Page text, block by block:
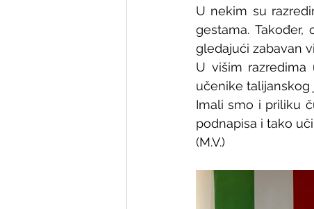
U nekim su
gestama.
gledajući zabavan
U višim razredima
učenike talijanskog
Imali smo i priliku
podnapisa i tako
(M.V.)